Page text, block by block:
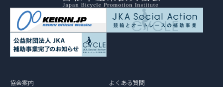
協会案内
よくある質問